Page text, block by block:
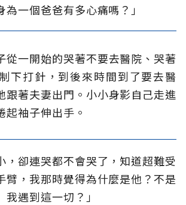
為一個爸爸有多心痛嗎？」
從一開始的哭著不要去醫院、哭著
下打針，到後來時間到了要去醫
跟著夫妻出門。小小身影自己走進
起袖子伸出手。
，卻連哭都不會哭了，知道超難受
臂，我那時覺得為什麼是他？不是
我遇到這一切？」